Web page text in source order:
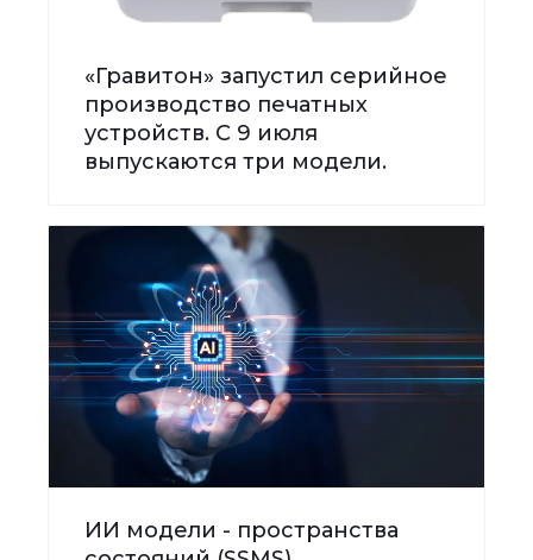
«Гравитон» запустил серийное
производство печатных
устройств. С 9 июля
выпускаются три модели.
ИИ модели - пространства